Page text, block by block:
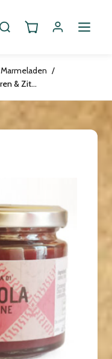
Marmeladen /
Marmellata di Fragola e Limone: Erdbeeren & Zitronen, 200g, vegan